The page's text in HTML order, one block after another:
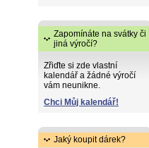
Zapomínáte na svátky či
jiná výročí?
Zřiďte si zde vlastní
kalendář a žádné výročí
vám neunikne.
Chci Můj kalendář!
Jaký koupit dárek?